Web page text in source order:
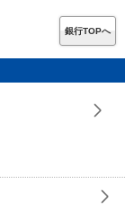
銀行TOPへ